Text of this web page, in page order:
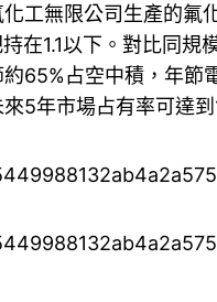
工無限公司生產的氟
在1.1以下。對比同規
65%占空中積，年節
5年市場占有率可達到